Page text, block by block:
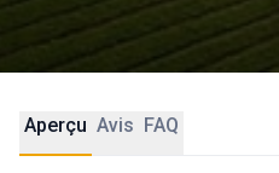
Aperçu Avis FAQ